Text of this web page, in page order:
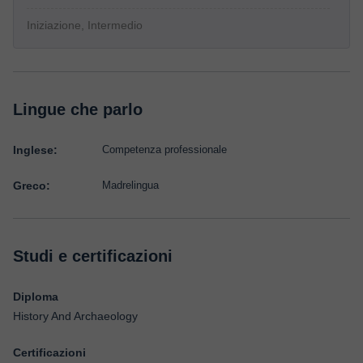
Iniziazione, Intermedio
Lingue che parlo
Inglese: Competenza professionale
Greco: Madrelingua
Studi e certificazioni
Diploma
History And Archaeology
Certificazioni